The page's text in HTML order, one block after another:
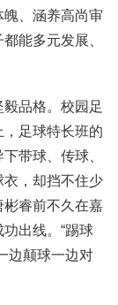
、涵养高尚审
能多元发展、
品格。校园足
足球特长班的
带球、传球、
衣，却挡不住少
睿前不久在嘉
出线。“踢球
边颠球一边对